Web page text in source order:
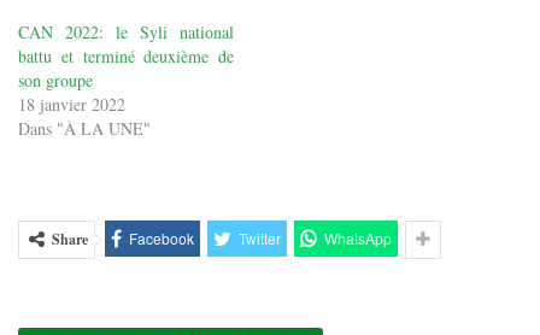
CAN 2022: le Syli national
battu et terminé deuxième de
son groupe
18 janvier 2022
Dans "À LA UNE"
Share Facebook Twitter WhatsApp